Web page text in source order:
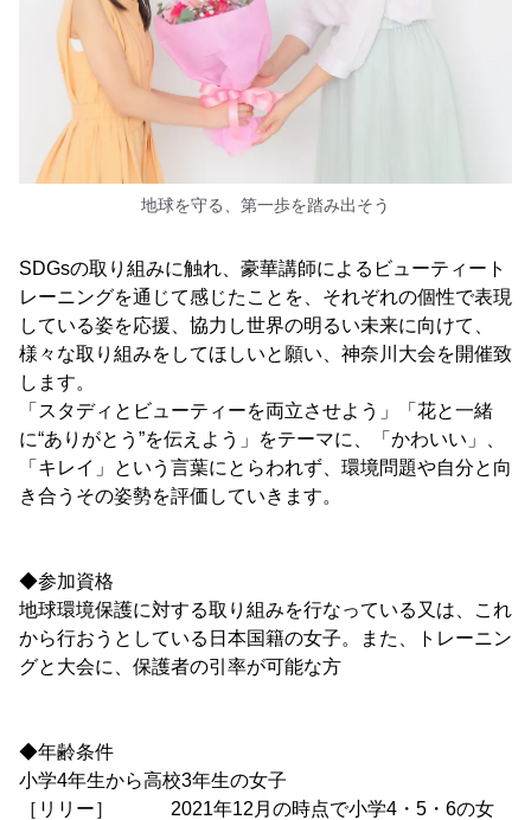
地球を守る、第一歩を踏み出そう
SDGsの取り組みに触れ、豪華講師によるビューティート
レーニングを通じて感じたことを、それぞれの個性で表現
している姿を応援、協力し世界の明るい未来に向けて、
様々な取り組みをしてほしいと願い、神奈川大会を開催致
します。
「スタディとビューティーを両立させよう」「花と一緒
に“ありがとう”を伝えよう」をテーマに、「かわいい」、
「キレイ」という言葉にとらわれず、環境問題や自分と向
き合うその姿勢を評価していきます。
◆参加資格
地球環境保護に対する取り組みを行なっている又は、これ
から行おうとしている日本国籍の女子。また、トレーニン
グと大会に、保護者の引率が可能な方
◆年齢条件
小学4年生から高校3年生の女子
［リリー］ 2021年12月の時点で小学4・5・6の女